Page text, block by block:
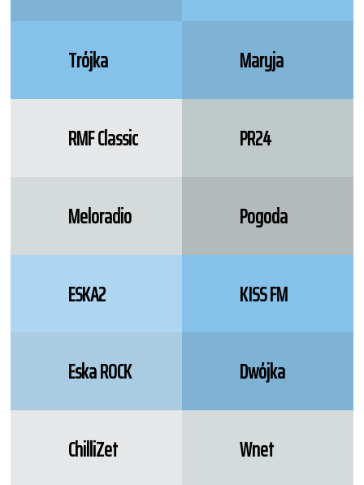
Trójka Maryja
RMF Classic PR24
Meloradio Pogoda
ESKA2 KISS FM
Eska ROCK Dwójka
ChilliZet Wnet